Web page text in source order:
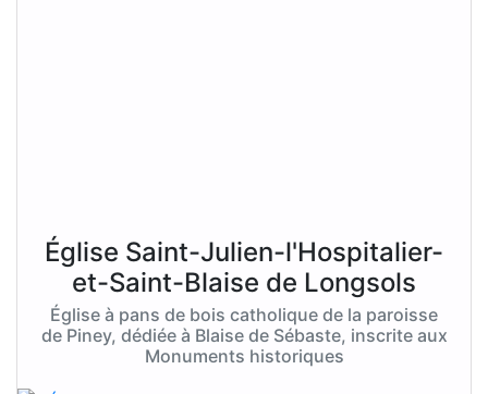
Église Saint-Julien-l'Hospitalier-
et-Saint-Blaise de Longsols
Église à pans de bois catholique de la paroisse
de Piney, dédiée à Blaise de Sébaste, inscrite aux
Monuments historiques